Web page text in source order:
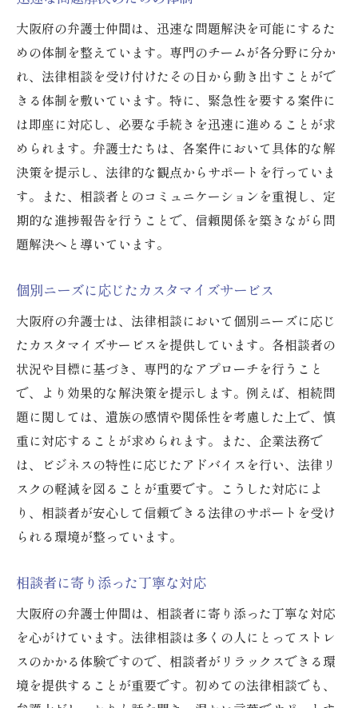
相談しやすい雰囲気作り
プライバシー保護の徹底
相談者の声を大切にする姿勢
信頼関係の構築手法
継続的なサポート提供
安心して任せられる環境
大阪府での弁護士仲間が提供する的確な法律ア
ドバイス
法律知識に基づく解決策
相談者の状況に応じた柔軟な対応
最新の法令情報を活かした助言
具体的事例を用いた説明
問題解決へのプロセスの明確化
法律の力で不安を解消する大阪府の弁護士仲間
の取り組み
問題解決に向けた戦略立案
安心をもたらす法律相談
法的手続きのサポート
実例を踏まえた安心感の提供
困難なケースへの対応実績
大阪府の弁護士仲間は、迅速な問題解決を可能にするた
めの体制を整えています。専門のチームが各分野に分か
れ、法律相談を受け付けたその日から動き出すことがで
きる体制を敷いています。特に、緊急性を要する案件に
は即座に対応し、必要な手続きを迅速に進めることが求
められます。弁護士たちは、各案件において具体的な解
決策を提示し、法律的な観点からサポートを行っていま
す。また、相談者とのコミュニケーションを重視し、定
期的な進捗報告を行うことで、信頼関係を築きながら問
題解決へと導いています。
個別ニーズに応じたカスタマイズサービス
大阪府の弁護士は、法律相談において個別ニーズに応じ
たカスタマイズサービスを提供しています。各相談者の
状況や目標に基づき、専門的なアプローチを行うこと
で、より効果的な解決策を提示します。例えば、相続問
題に関しては、遺族の感情や関係性を考慮した上で、慎
重に対応することが求められます。また、企業法務で
は、ビジネスの特性に応じたアドバイスを行い、法律リ
スクの軽減を図ることが重要です。こうした対応によ
り、相談者が安心して信頼できる法律のサポートを受け
られる環境が整っています。
相談者に寄り添った丁寧な対応
大阪府の弁護士仲間は、相談者に寄り添った丁寧な対応
を心がけています。法律相談は多くの人にとってストレ
スのかかる体験ですので、相談者がリラックスできる環
境を提供することが重要です。初めての法律相談でも、